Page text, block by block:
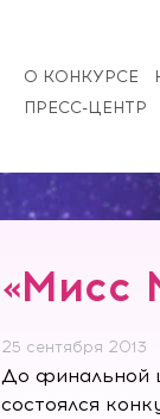
О КОНКУРСЕ
ПРЕСС-ЦЕНТР
«Мисс
25 сентября 2013
До финальной
состоялся